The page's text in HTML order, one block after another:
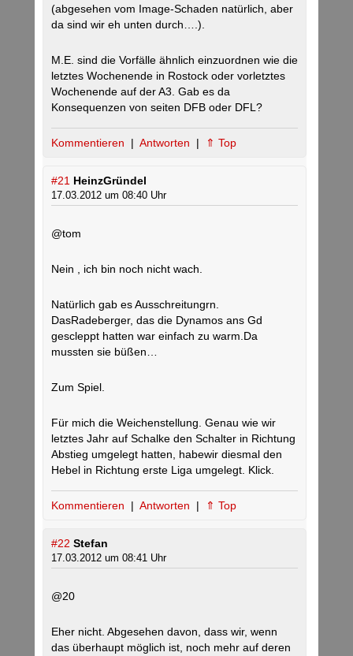
(abgesehen vom Image-Schaden natürlich, aber
da sind wir eh unten durch….).
M.E. sind die Vorfälle ähnlich einzuordnen wie die
letztes Wochenende in Rostock oder vorletztes
Wochenende auf der A3. Gab es da
Konsequenzen von seiten DFB oder DFL?
Kommentieren | Antworten | ⇑ Top
#21 HeinzGründel
17.03.2012 um 08:40 Uhr
@tom
Nein , ich bin noch nicht wach.
Natürlich gab es Ausschreitungrn.
DasRadeberger, das die Dynamos ans Gd
gescleppt hatten war einfach zu warm.Da
mussten sie büßen…
Zum Spiel.
Für mich die Weichenstellung. Genau wie wir
letztes Jahr auf Schalke den Schalter in Richtung
Abstieg umgelegt hatten, habewir diesmal den
Hebel in Richtung erste Liga umgelegt. Klick.
Kommentieren | Antworten | ⇑ Top
#22 Stefan
17.03.2012 um 08:41 Uhr
@20
Eher nicht. Abgesehen davon, dass wir, wenn
das überhaupt möglich ist, noch mehr auf deren